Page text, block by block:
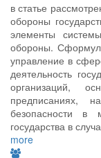
в статье
обороны
элементы
обороны.
управление в
деятельность
организаций,
предписаниях,
безопасности
государства в
more